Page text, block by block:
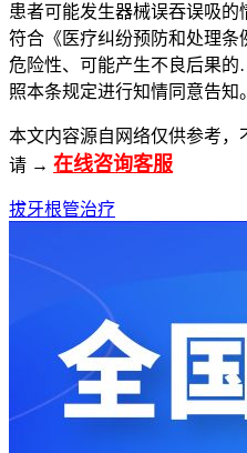
患者可能发生器械误吞误吸
符合《医疗纠纷预防和处理条
危险性、可能产生不良后果
照本条规定进行知情同意告知。
本文内容源自网络仅供参考
请 → 在线咨询客服
拔牙根管治疗